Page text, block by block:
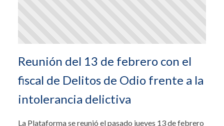
Reunión del 13 de febrero con el
fiscal de Delitos de Odio frente a la
intolerancia delictiva
La Plataforma se reunió el pasado jueves 13 de febrero